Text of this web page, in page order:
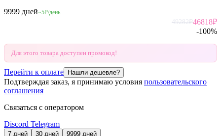
9999 дней~5₽/день
49282₽46818₽
-100%
Для этого товара доступен промокод!
Перейти к оплате Нашли дешевле?
Подтверждая заказ, я принимаю условия пользовательского
соглашения
Связаться с оператором
Discord Telegram
7 дней 30 дней
9999 дней